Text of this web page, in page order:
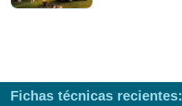
Fichas técnicas recientes: